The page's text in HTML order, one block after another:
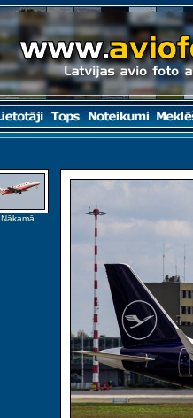
Nākamā